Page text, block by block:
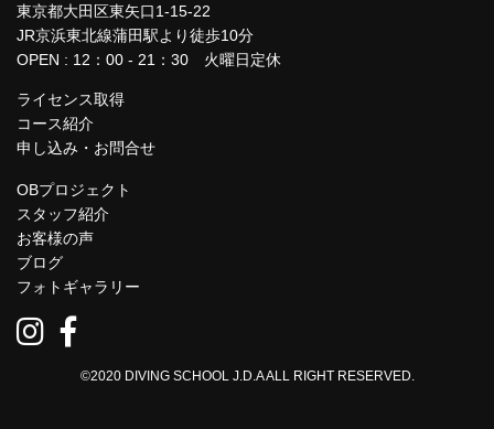
東京都大田区東矢口1-15-22
JR京浜東北線蒲田駅より徒歩10分
OPEN : 12：00 - 21：30 火曜日定休
ライセンス取得
コース紹介
申し込み・お問合せ
OBプロジェクト
スタッフ紹介
お客様の声
ブログ
フォトギャラリー
©2020 DIVING SCHOOL J.D.A ALL RIGHT RESERVED.